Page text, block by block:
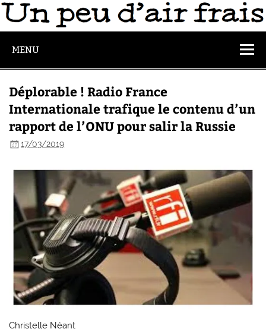
MENU
Déplorable ! Radio France
Internationale trafique le contenu d’un
rapport de l’ONU pour salir la Russie
17/03/2019
Christelle Néant